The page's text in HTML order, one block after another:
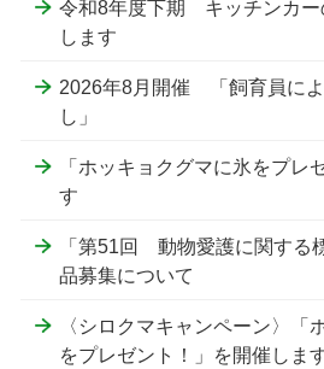
令和8年度下期 キッチンカー
します
2026年8月開催 「飼育員に
し」
「ホッキョクグマに氷をプレ
す
「第51回 動物愛護に関する
品募集について
〈シロクマキャンペーン〉「
をプレゼント！」を開催しま